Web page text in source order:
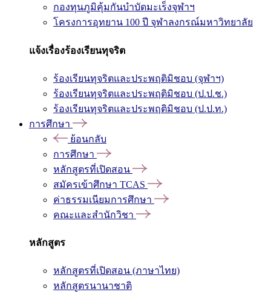
กองทุนภูมิคุ้มกันบำบัดมะเร็งจุฬาฯ
โครงการอุทยาน 100 ปี จุฬาลงกรณ์มหาวิทยาลัย
แจ้งเรื่องร้องเรียนทุจริต
ร้องเรียนทุจริตและประพฤติมิชอบ (จุฬาฯ)
ร้องเรียนทุจริตและประพฤติมิชอบ (ป.ป.ช.)
ร้องเรียนทุจริตและประพฤติมิชอบ (ป.ป.ท.)
การศึกษา
ย้อนกลับ
การศึกษา
หลักสูตรที่เปิดสอน
สมัครเข้าศึกษา TCAS
ค่าธรรมเนียมการศึกษา
คณะและสำนักวิชา
หลักสูตร
หลักสูตรที่เปิดสอน (ภาษาไทย)
หลักสูตรนานาชาติ